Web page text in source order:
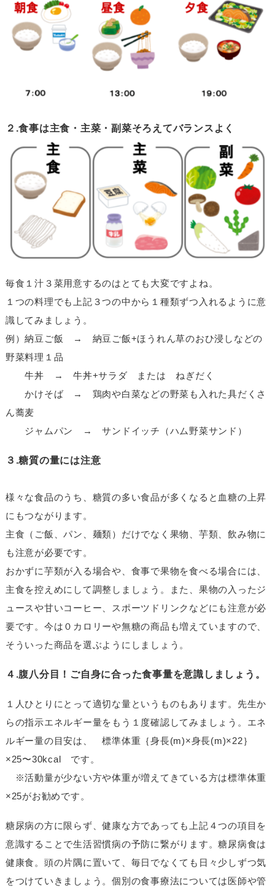
２.食事は主食・主菜・副菜そろえてバランスよく
毎食１汁３菜用意するのはとても大変ですよね。
１つの料理でも上記３つの中から１種類ずつ入れるように意
識してみましょう。
例）納豆ご飯 → 納豆ご飯+ほうれん草のおひ浸しなどの
野菜料理１品
牛丼 → 牛丼+サラダ または ねぎだく
かけそば → 鶏肉や白菜などの野菜も入れた具だくさ
ん蕎麦
ジャムパン → サンドイッチ（ハム野菜サンド）
３.糖質の量には注意
様々な食品のうち、糖質の多い食品が多くなると血糖の上昇
にもつながります。
主食（ご飯、パン、麺類）だけでなく果物、芋類、飲み物に
も注意が必要です。
おかずに芋類が入る場合や、食事で果物を食べる場合には、
主食を控えめにして調整しましょう。また、果物の入ったジ
ュースや甘いコーヒー、スポーツドリンクなどにも注意が必
要です。今は０カロリーや無糖の商品も増えていますので、
そういった商品を選ぶようにしましょう。
４.腹八分目！ご自身に合った食事量を意識しましょう。
１人ひとりにとって適切な量というものもあります。先生か
らの指示エネルギー量をもう１度確認してみましょう。エネ
ルギー量の目安は、 標準体重｛身長(m)×身長(m)×22｝
×25〜30kcal です。
※活動量が少ない方や体重が増えてきている方は標準体重
×25がお勧めです。
糖尿病の方に限らず、健康な方であっても上記４つの項目を
意識することで生活習慣病の予防に繋がります。糖尿病食は
健康食。頭の片隅に置いて、毎日でなくても日々少しずつ気
をつけていきましょう。個別の食事療法については医師や管